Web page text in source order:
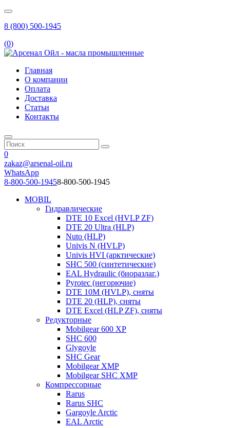
8 (800) 500-1945
(0)
Главная
О компании
Оплата
Доставка
Статьи
Контакты
0
zakaz@arsenal-oil.ru
WhatsApp
8-800-500-19458-800-500-1945
MOBIL
Гидравлические
DTE 10 Excel (HVLP ZF)
DTE 20 Ultra (HLP)
Nuto (HLP)
Univis N (HVLP)
Univis HVI (арктические)
SHC 500 (синтетические)
EAL Hydraulic (биоразлаг.)
Pyrotec (негорючие)
DTE 10M (HVLP), сняты
DTE 20 (HLP), сняты
DTE Excel (HLP ZF), сняты
Редукторные
Mobilgear 600 XP
SHC 600
Glygoyle
SHC Gear
Mobilgear XMP
Mobilgear SHC XMP
Компрессорные
Rarus
Rarus SHC
Gargoyle Arctic
EAL Arctic